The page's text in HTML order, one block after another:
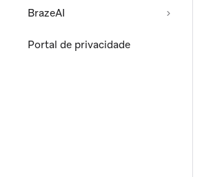
BrazeAI
Portal de privacidade